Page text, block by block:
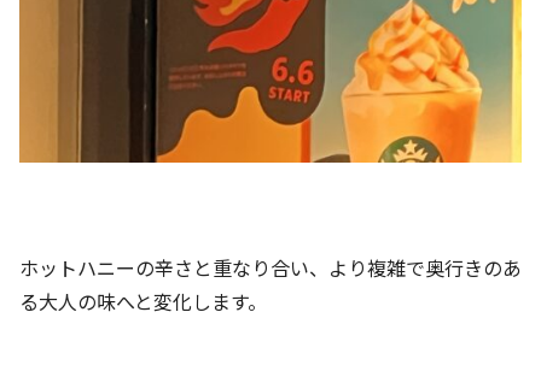
ホットハニーの辛さと重なり合い、より複雑で奥行きのあ
る大人の味へと変化します。